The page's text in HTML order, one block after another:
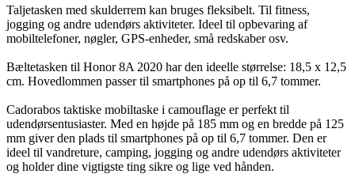
Taljetasken med skulderrem kan bruges fleksibelt. Til fitness,
jogging og andre udendørs aktiviteter. Ideel til opbevaring af
mobiltelefoner, nøgler, GPS-enheder, små redskaber osv.
Bæltetasken til Honor 8A 2020 har den ideelle størrelse: 18,5 x 12,5
cm. Hovedlommen passer til smartphones på op til 6,7 tommer.
Cadorabos taktiske mobiltaske i camouflage er perfekt til
udendørsentusiaster. Med en højde på 185 mm og en bredde på 125
mm giver den plads til smartphones på op til 6,7 tommer. Den er
ideel til vandreture, camping, jogging og andre udendørs aktiviteter
og holder dine vigtigste ting sikre og lige ved hånden.